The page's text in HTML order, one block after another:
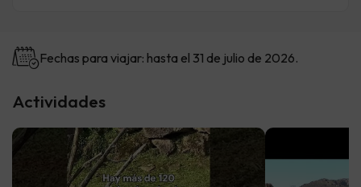
Fechas para viajar: hasta el 31 de julio de 2026.
Actividades